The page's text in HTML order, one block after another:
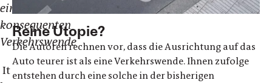
einer
konsequenten
Verkehrswende
It
Reine Utopie?
Die Autoren rechnen vor, dass die Ausrichtung auf das
Auto teurer ist als eine Verkehrswende. Ihnen zufolge
entstehen durch eine solche in der bisherigen